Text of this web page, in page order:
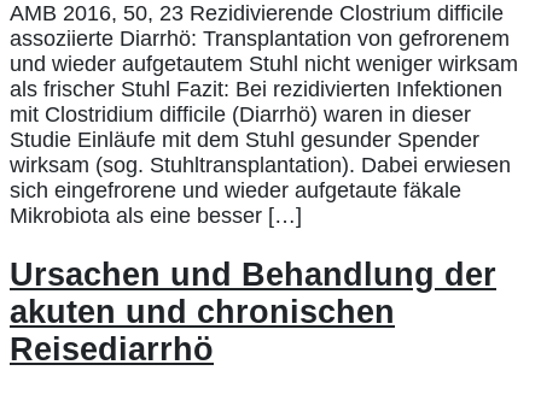
AMB 2016, 50, 23 Rezidivierende Clostrium difficile
assoziierte Diarrhö: Transplantation von gefrorenem
und wieder aufgetautem Stuhl nicht weniger wirksam
als frischer Stuhl Fazit: Bei rezidivierten Infektionen
mit Clostridium difficile (Diarrhö) waren in dieser
Studie Einläufe mit dem Stuhl gesunder Spender
wirksam (sog. Stuhltransplantation). Dabei erwiesen
sich eingefrorene und wieder aufgetaute fäkale
Mikrobiota als eine besser […]
Ursachen und Behandlung der
akuten und chronischen
Reisediarrhö